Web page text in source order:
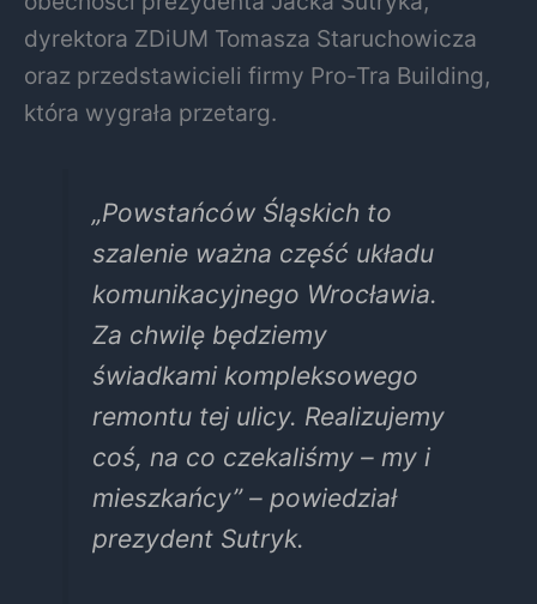
dyrektora ZDiUM Tomasza Staruchowicza
oraz przedstawicieli firmy Pro-Tra Building,
która wygrała przetarg.
„Powstańców Śląskich to
szalenie ważna część układu
komunikacyjnego Wrocławia.
Za chwilę będziemy
świadkami kompleksowego
remontu tej ulicy. Realizujemy
coś, na co czekaliśmy – my i
mieszkańcy” – powiedział
prezydent Sutryk.